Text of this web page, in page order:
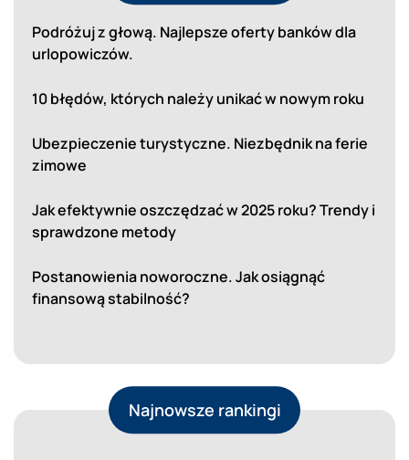
Podróżuj z głową. Najlepsze oferty banków dla
urlopowiczów.
10 błędów, których należy unikać w nowym roku
Ubezpieczenie turystyczne. Niezbędnik na ferie
zimowe
Jak efektywnie oszczędzać w 2025 roku? Trendy i
sprawdzone metody
Postanowienia noworoczne. Jak osiągnąć
finansową stabilność?
Najnowsze rankingi